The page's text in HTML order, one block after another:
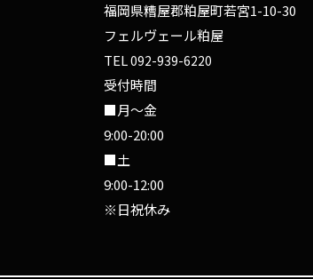
福岡県糟屋郡粕屋町若宮1-10-30
フェルヴェール粕屋
TEL092-939-6220
受付時間
■月～金
9:00-20:00
■土
9:00-12:00
※日祝休み